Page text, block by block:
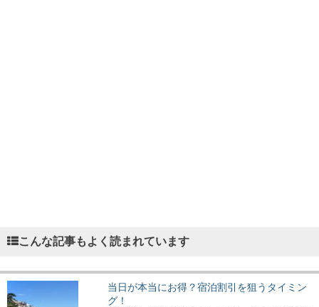
こんな記事もよく読まれています
当日が本当にお得？宿泊割引を狙うタイミン
グ！